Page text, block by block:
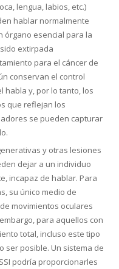
lengua, labios, etc.)
hablar normalmente
órgano esencial para la
extirpada
para el cáncer de
conservan el control
habla y, por lo tanto, los
que reflejan los
se pueden capturar
y otras lesiones
dejar a un individuo
incapaz de hablar. Para
su único medio de
movimientos oculares
para aquellos con
total, incluso este tipo
ser posible. Un sistema de
podría proporcionarles